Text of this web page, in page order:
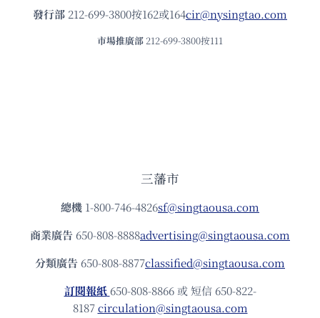
發⾏部 212-699-3800按162或164cir@nysingtao.com
市場推廣部 212-699-3800按111
三藩市
總機 1-800-746-4826sf@singtaousa.com
商業廣告 650-808-8888advertising@singtaousa.com
分類廣告 650-808-8877classified@singtaousa.com
訂閱報紙 650-808-8866 或 短信 650-822-
8187circulation@singtaousa.com